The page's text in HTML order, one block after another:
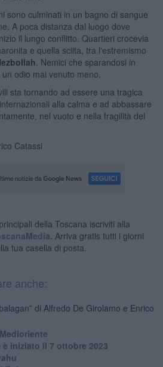
sono culminati in un bagno di sangue
A poca distanza dal luogo dove
il lungo conflitto. Quartieri crocevia
e quella sciita, tra l'estremismo
. Nemici che sparandosi in
odio mai venuto meno.
sta tornando ad essere una tragica
alla calma e ad abbassare
nel vuoto e nella fragilità del
Catassi
della Toscana iscriviti alla
Arriva gratis tutti i giorni
tua casella di posta.
anche:
di Alfredo De Girolamo e Enrico
iniziato il 7 ottobre 2023